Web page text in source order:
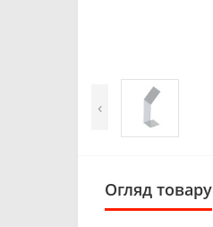
‹
Огляд товару